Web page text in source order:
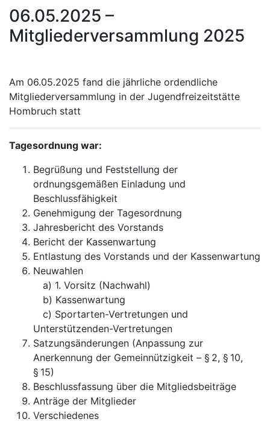
06.05.2025 –
Mitgliederversammlung 2025
Am 06.05.2025 fand die jährliche ordendliche
Mitgliederversammlung in der Jugendfreizeitstätte
Hombruch statt
Tagesordnung war:
Begrüßung und Feststellung der
ordnungsgemäßen Einladung und
Beschlussfähigkeit
Genehmigung der Tagesordnung
Jahresbericht des Vorstands
Bericht der Kassenwartung
Entlastung des Vorstands und der Kassenwartung
Neuwahlen
a) 1. Vorsitz (Nachwahl)
b) Kassenwartung
c) Sportarten-Vertretungen und
Unterstützenden-Vertretungen
Satzungsänderungen (Anpassung zur
Anerkennung der Gemeinnützigkeit – § 2, § 10,
§ 15)
Beschlussfassung über die Mitgliedsbeiträge
Anträge der Mitglieder
Verschiedenes